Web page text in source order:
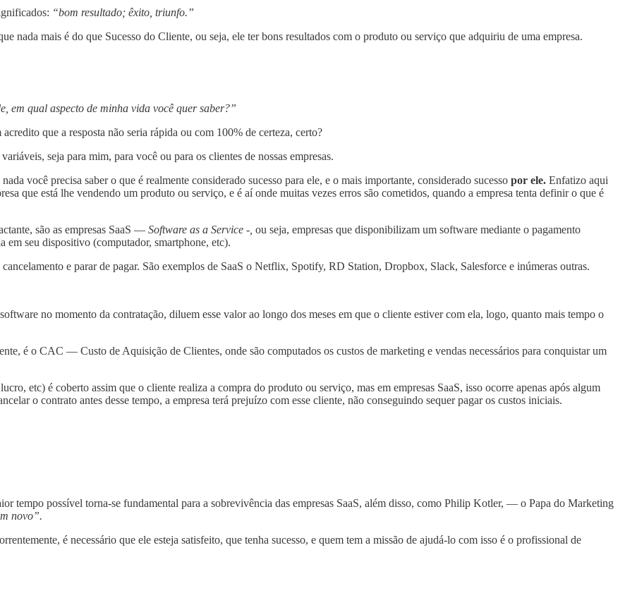
“bom resultado; êxito, triunfo.”
nada mais é do que Sucesso do Cliente, ou seja, ele ter bons resultados com o produto ou serviço que adquiriu de uma empresa.
em qual aspecto de minha vida você quer saber?”
que a resposta não seria rápida ou com 100% de certeza, certo?
seja para mim, para você ou para os clientes de nossas empresas.
você precisa saber o que é realmente considerado sucesso para ele, e o mais importante, considerado sucesso por ele. Enfatizo aqui
que está lhe vendendo um produto ou serviço, e é aí onde muitas vezes erros são cometidos, quando a empresa tenta definir o que é
são as empresas SaaS — Software as a Service -, ou seja, empresas que disponibilizam um software mediante o pagamento
em seu dispositivo (computador, smartphone, etc).
e parar de pagar. São exemplos de SaaS o Netflix, Spotify, RD Station, Dropbox, Slack, Salesforce e inúmeras outras.
no momento da contratação, diluem esse valor ao longo dos meses em que o cliente estiver com ela, logo, quanto mais tempo o
é o CAC — Custo de Aquisição de Clientes, onde são computados os custos de marketing e vendas necessários para conquistar um
etc) é coberto assim que o cliente realiza a compra do produto ou serviço, mas em empresas SaaS, isso ocorre apenas após algum
o contrato antes desse tempo, a empresa terá prejuízo com esse cliente, não conseguindo sequer pagar os custos iniciais.
tempo possível torna-se fundamental para a sobrevivência das empresas SaaS, além disso, como Philip Kotler, — o Papa do Marketing
novo”.
é necessário que ele esteja satisfeito, que tenha sucesso, e quem tem a missão de ajudá-lo com isso é o profissional de